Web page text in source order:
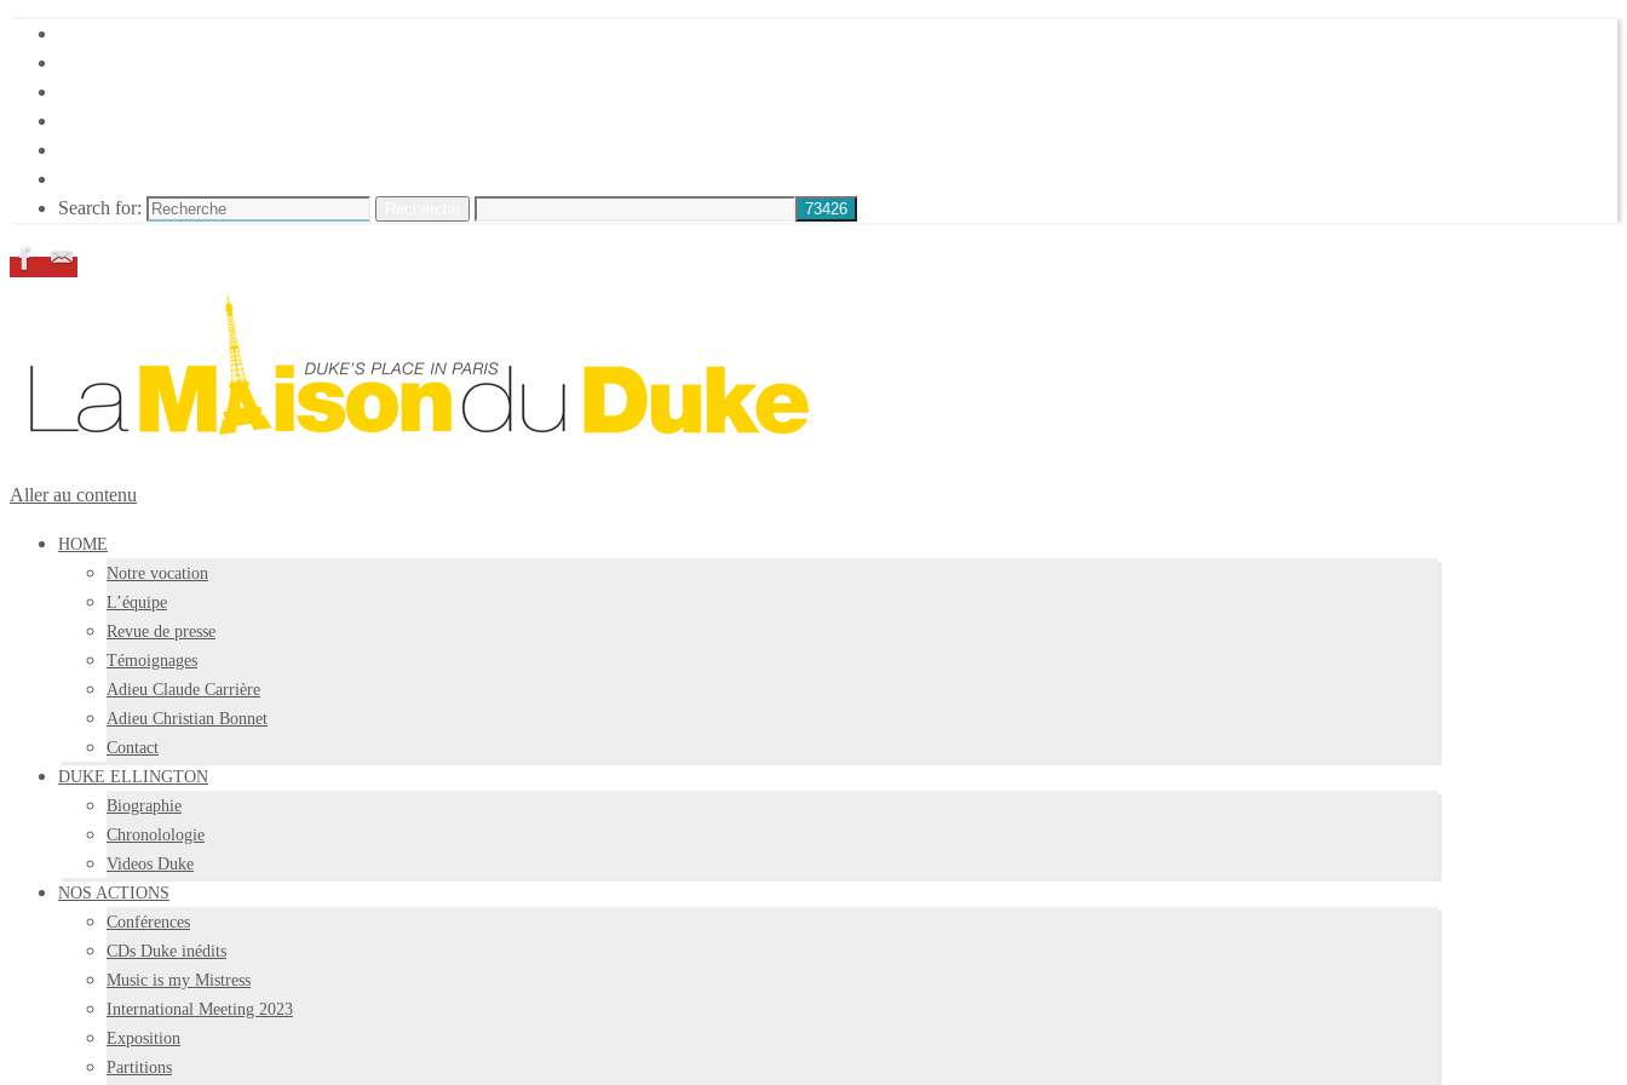
Search for:
Aller au contenu
HOME
Notre vocation
L’équipe
Revue de presse
Témoignages
Adieu Claude Carrière
Adieu Christian Bonnet
Contact
DUKE ELLINGTON
Biographie
Chronolologie
Videos Duke
NOS ACTIONS
Conférences
CDs Duke inédits
Music is my Mistress
International Meeting 2023
Exposition
Partitions